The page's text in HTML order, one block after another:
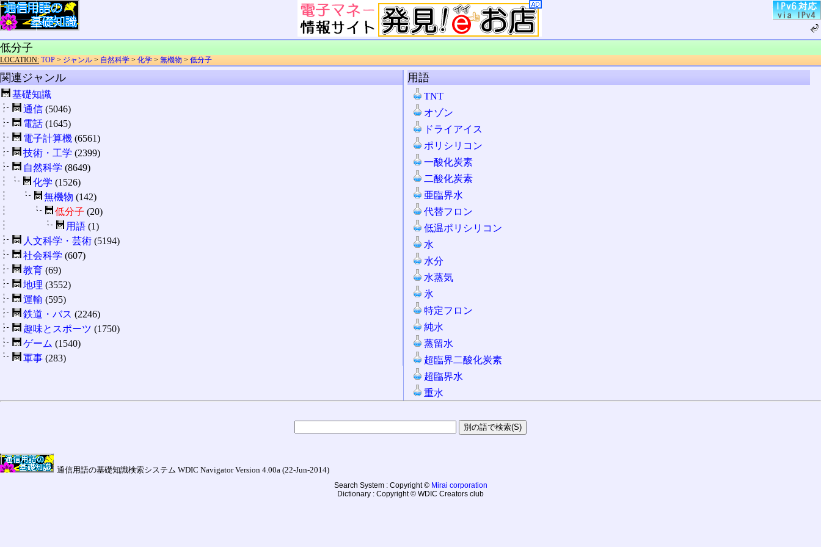
低分子
LOCATION: TOP > ジャンル > 自然科学 > 化学 > 無機物 > 低分子
関連ジャンル
基礎知識
通信 (5046)
電話 (1645)
電子計算機 (6561)
技術・工学 (2399)
自然科学 (8649)
化学 (1526)
無機物 (142)
低分子 (20)
用語 (1)
人文科学・芸術 (5194)
社会科学 (607)
教育 (69)
地理 (3552)
運輸 (595)
鉄道・バス (2246)
趣味とスポーツ (1750)
ゲーム (1540)
軍事 (283)
用語
TNT
オゾン
ドライアイス
ポリシリコン
一酸化炭素
二酸化炭素
亜臨界水
代替フロン
低温ポリシリコン
水
水分
水蒸気
氷
特定フロン
純水
蒸留水
超臨界二酸化炭素
超臨界水
重水
通信用語の基礎知識検索システム WDIC Navigator Version 4.00a (22-Jun-2014)
Search System : Copyright © Mirai corporation
Dictionary : Copyright © WDIC Creators club